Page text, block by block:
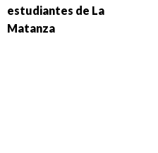
estudiantes de La
Matanza